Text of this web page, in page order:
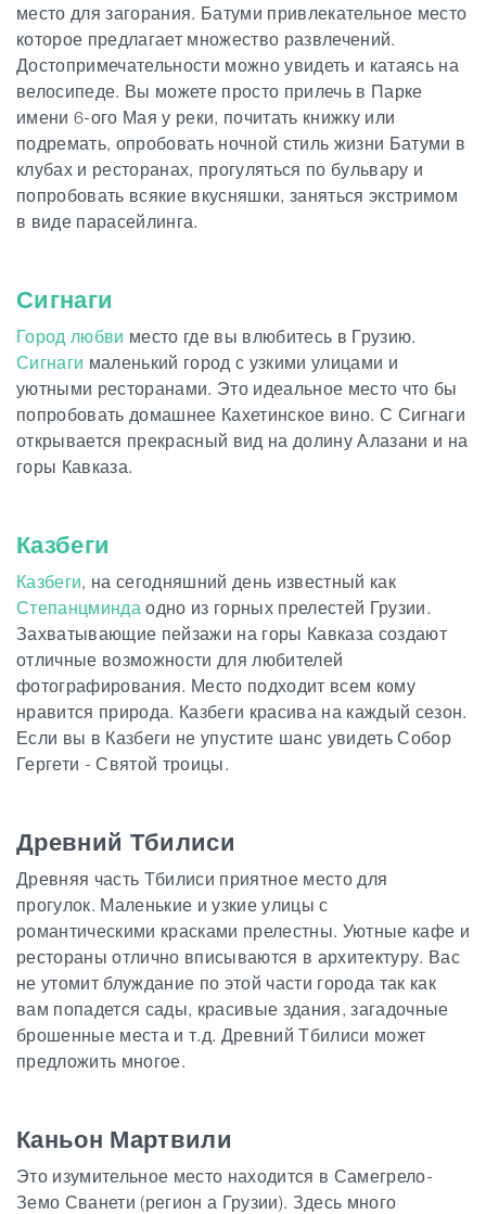
место для загорания. Батуми привлекательное место
которое предлагает множество развлечений.
Достопримечательности можно увидеть и катаясь на
велосипеде. Вы можете просто прилечь в Парке
имени 6-ого Мая у реки, почитать книжку или
подремать, опробовать ночной стиль жизни Батуми в
клубах и ресторанах, прогуляться по бульвару и
попробовать всякие вкусняшки, заняться экстримом
в виде парасейлинга.
Сигнаги
Город любви место где вы влюбитесь в Грузию.
Сигнаги маленький город с узкими улицами и
уютными ресторанами. Это идеальное место что бы
попробовать домашнее Кахетинское вино. С Сигнаги
открывается прекрасный вид на долину Алазани и на
горы Кавказа.
Казбеги
Казбеги, на сегодняшний день известный как
Степанцминда одно из горных прелестей Грузии.
Захватывающие пейзажи на горы Кавказа создают
отличные возможности для любителей
фотографирования. Место подходит всем кому
нравится природа. Казбеги красива на каждый сезон.
Если вы в Казбеги не упустите шанс увидеть Собор
Гергети - Святой троицы.
Древний Тбилиси
Древняя часть Тбилиси приятное место для
прогулок. Маленькие и узкие улицы с
романтическими красками прелестны. Уютные кафе и
рестораны отлично вписываются в архитектуру. Вас
не утомит блуждание по этой части города так как
вам попадется сады, красивые здания, загадочные
брошенные места и т.д. Древний Тбилиси может
предложить многое.
Каньон Мартвили
Это изумительное место находится в Самегрело-
Земо Сванети (регион а Грузии). Здесь много